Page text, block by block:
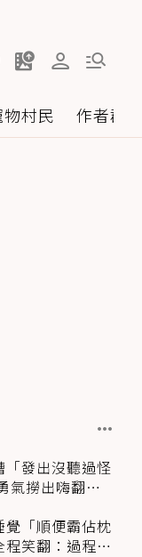
物村民 作者群
「發出沒聽過怪
氣撈出嗨翻：
「順便霸佔枕
笑翻：過程絲